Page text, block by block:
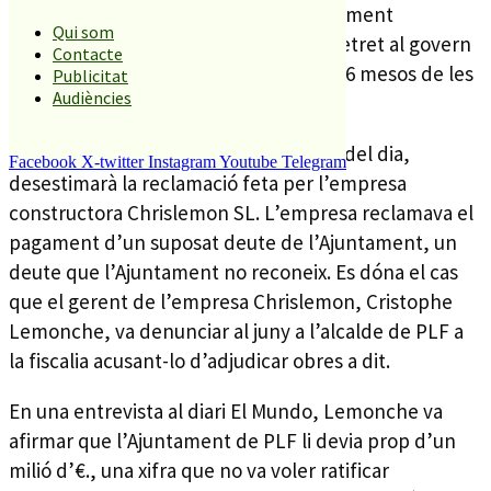
Qui som
Contacte
Publicitat
Audiències
Facebook X-twitter InstagramYoutube Telegram
Tot i això l’oposició ha valorat negativament
l’augment del deute municipal i han retret al govern
que hipotequi les arques municipals a 6 mesos de les
eleccions municipals.
El ple de demà, amb 7 punts a l’ordre del dia,
desestimarà la reclamació feta per l’empresa
constructora Chrislemon SL. L’empresa reclamava el
pagament d’un suposat deute de l’Ajuntament, un
deute que l’Ajuntament no reconeix. Es dóna el cas
que el gerent de l’empresa Chrislemon, Cristophe
Lemonche, va denunciar al juny a l’alcalde de PLF a
la fiscalia acusant-lo d’adjudicar obres a dit.
En una entrevista al diari El Mundo, Lemonche va
afirmar que l’Ajuntament de PLF li devia prop d’un
milió d’€., una xifra que no va voler ratificar